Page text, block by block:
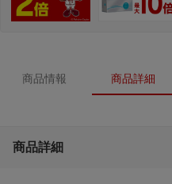
商品情報 商品詳細
商品詳細